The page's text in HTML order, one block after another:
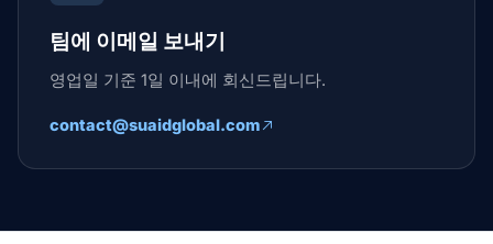
팀에 이메일 보내기
영업일 기준 1일 이내에 회신드립니다.
contact@suaidglobal.com